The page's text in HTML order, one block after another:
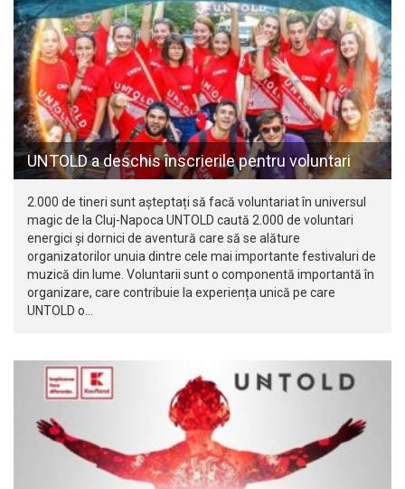
UNTOLD a deschis înscrierile pentru voluntari
2.000 de tineri sunt așteptați să facă voluntariat în universul
magic de la Cluj-Napoca UNTOLD caută 2.000 de voluntari
energici și dornici de aventură care să se alăture
organizatorilor unuia dintre cele mai importante festivaluri de
muzică din lume. Voluntarii sunt o componentă importantă în
organizare, care contribuie la experiența unică pe care
UNTOLD o…